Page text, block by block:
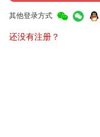
其他登录方式
还没有注册？